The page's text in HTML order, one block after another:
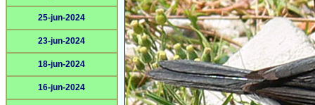
25-jun-2024
23-jun-2024
18-jun-2024
16-jun-2024